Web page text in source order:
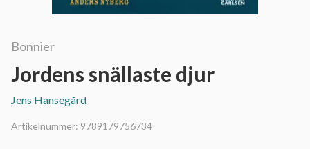
Bonnier
Jordens snällaste djur
Jens Hansegård
Artikelnummer: 9789179756734